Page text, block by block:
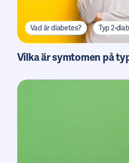
Vad är diabetes? Typ 2-
Vilka är symtomen på